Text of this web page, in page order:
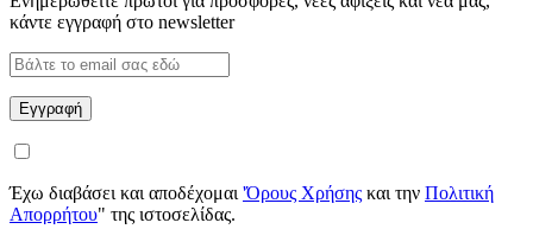
κάντε εγγραφή στο newsletter
Έχω διαβάσει και αποδέχομαι 'Όρους Χρήσης και την Πολιτική
Απορρήτου" της ιστοσελίδας.